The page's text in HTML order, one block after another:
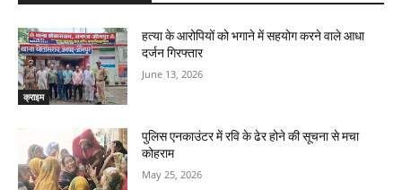
क्राइम
हत्या के आरोपियों को भगाने में सहयोग करने वाले आधा
दर्जन गिरफ्तार
June 13, 2026
पुलिस एनकाउंटर में रवि के ढेर होने की सूचना से मचा
कोहराम
May 25, 2026